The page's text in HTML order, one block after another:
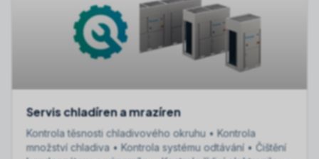
Servis chladíren a mrazíren
Kontrola těsnosti chladivového okruhu • Kontrola
množství chladiva • Kontrola systému odtávání • Čištění